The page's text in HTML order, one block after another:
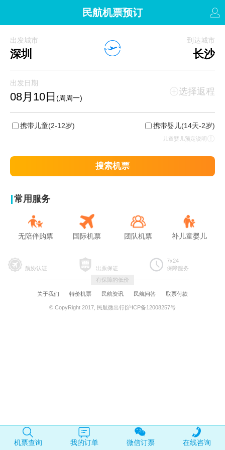
民航机票预订
出发城市
深圳
到达城市
长沙
出发日期
08月10日 (周周一)
选择返程
携带儿童(2-12岁) 携带婴儿(14天-2岁)
儿童婴儿预定说明
搜索机票
常用服务
无陪伴购票 国际机票 团队机票 补儿童婴儿
航协认证 出票保证
7x24
保障服务
有保障的低价
关于我们 特价机票 民航资讯 民航问答 取票付款
© CopyRight 2017, 民航微出行|沪ICP备12008257号
机票查询 我的订单 微信订票 在线咨询